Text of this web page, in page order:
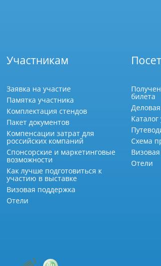
Участникам
Заявка на участие
Памятка участника
Комплектация стендов
Пакет документов
Компенсации затрат для
российских компаний
Спонсорские и маркетинговые
возможности
Как лучше подготовиться к
участию в выставке
Визовая поддержка
Отели
билета
Схема
Отели